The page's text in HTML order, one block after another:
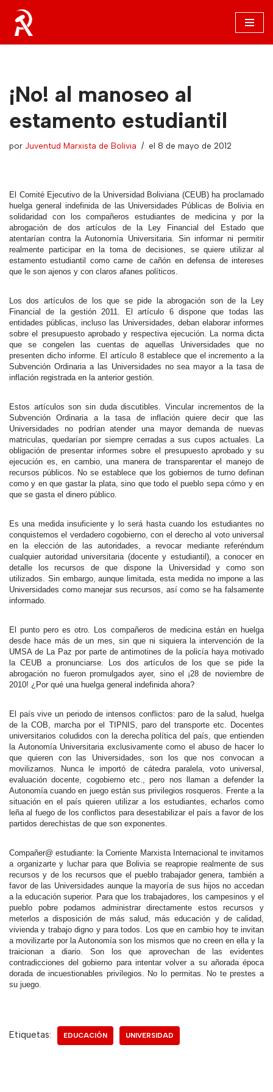
Saltar
al
¡No! al manoseo al
estamento estudiantil
por Juventud Marxista de Bolivia el 8 de mayo de 2012
El Comité Ejecutivo de la Universidad Boliviana (CEUB) ha proclamado
huelga general indefinida de las Universidades Públicas de Bolivia en
solidaridad con los compañeros estudiantes de medicina y por la
abrogación de dos artículos de la Ley Financial del Estado que
atentarían contra la Autonomía Universitaria. Sin informar ni permitir
realmente participar en la toma de decisiones, se quiere utilizar al
estamento estudiantil como carne de cañón en defensa de intereses
que le son ajenos y con claros afanes políticos.
Los dos artículos de los que se pide la abrogación son de la Ley
Financial de la gestión 2011. El artículo 6 dispone que todas las
entidades públicas, incluso las Universidades, deban elaborar informes
sobre el presupuesto aprobado y respectiva ejecución. La norma dicta
que se congelen las cuentas de aquellas Universidades que no
presenten dicho informe. El artículo 8 establece que el incremento a la
Subvención Ordinaria a las Universidades no sea mayor a la tasa de
inflación registrada en la anterior gestión.
Estos artículos son sin duda discutibles. Vincular incrementos de la
Subvención Ordinaria a la tasa de inflación quiere decir que las
Universidades no podrían atender una mayor demanda de nuevas
matriculas, quedarían por siempre cerradas a sus cupos actuales. La
obligación de presentar informes sobre el presupuesto aprobado y su
ejecución es, en cambio, una manera de transparentar el manejo de
recursos públicos. No se establece que los gobiernos de turno definan
como y en que gastar la plata, sino que todo el pueblo sepa cómo y en
que se gasta el dinero público.
Es una medida insuficiente y lo será hasta cuando los estudiantes no
conquistemos el verdadero cogobierno, con el derecho al voto universal
en la elección de las autoridades, a revocar mediante referéndum
cualquier autoridad universitaria (docente y estudiantil), a conocer en
detalle los recursos de que dispone la Universidad y como son
utilizados. Sin embargo, aunque limitada, esta medida no impone a las
Universidades como manejar sus recursos, así como se ha falsamente
informado.
El punto pero es otro. Los compañeros de medicina están en huelga
desde hace más de un mes, sin que ni siquiera la intervención de la
UMSA de La Paz por parte de antimotines de la policía haya motivado
la CEUB a pronunciarse. Los dos artículos de los que se pide la
abrogación no fueron promulgados ayer, sino el ¡28 de noviembre de
2010! ¿Por qué una huelga general indefinida ahora?
El país vive un periodo de intensos conflictos: paro de la salud, huelga
de la COB, marcha por el TIPNIS, paro del transporte etc. Docentes
universitarios coludidos con la derecha política del país, que entienden
la Autonomía Universitaria exclusivamente como el abuso de hacer lo
que quieren con las Universidades, son los que nos convocan a
movilizarnos. Nunca le importó de cátedra paralela, voto universal,
evaluación docente, cogobierno etc., pero nos llaman a defender la
Autonomía cuando en juego están sus privilegios rosqueros. Frente a la
situación en el país quieren utilizar a los estudiantes, echarlos como
leña al fuego de los conflictos para desestabilizar el país a favor de los
partidos derechistas de que son exponentes.
Compañer@ estudiante: la Corriente Marxista Internacional te invitamos
a organizarte y luchar para que Bolivia se reapropie realmente de sus
recursos y de los recursos que el pueblo trabajador genera, también a
favor de las Universidades aunque la mayoría de sus hijos no accedan
a la educación superior. Para que los trabajadores, los campesinos y el
pueblo pobre podamos administrar directamente estos recursos y
meterlos a disposición de más salud, más educación y de calidad,
vivienda y trabajo digno y para todos. Los que en cambio hoy te invitan
a movilizarte por la Autonomía son los mismos que no creen en ella y la
traicionan a diario. Son los que aprovechan de las evidentes
contradicciones del gobierno para intentar volver a su añorada época
dorada de incuestionables privilegios. No lo permitas. No te prestes a
su juego.
Etiquetas: EDUCACIÓN UNIVERSIDAD